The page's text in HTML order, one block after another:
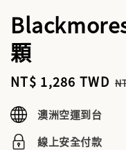
顆
Sale
NT$ 1,286 TWD
澳洲空運到台
線上安全付款